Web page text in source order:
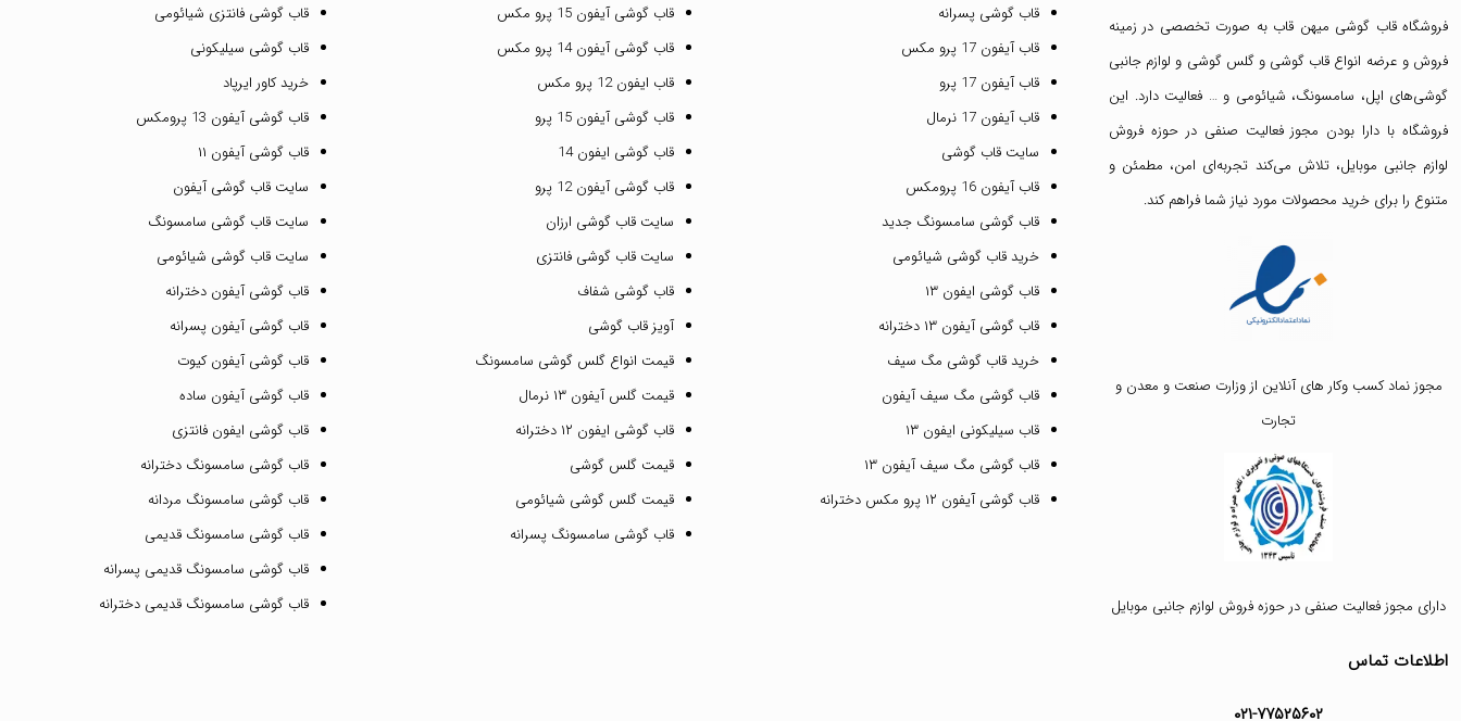
فروشگاه قاب گوشی میهن قاب به صورت تخصصی در زمینه
فروش و عرضه انواع قاب گوشی وگلس گوشی و لوازم جانبی
گوشی‌های اپل، سامسونگ، شیائومی و … فعالیت دارد. این
فروشگاه با دارا بودن مجوز فعالیت صنفی در حوزه فروش
لوازم جانبی موبایل، تلاش می‌کند تجربه‌ای امن، مطمئن و
متنوع را برای خرید محصولات مورد نیاز شما فراهم کند.
مجوز نماد کسب وکار های آنلاین از وزارت صنعت و معدن و
تجارت
دارای مجوز فعالیت صنفی در حوزه فروش لوازم جانبی موبایل
اطلاعات تماس
۰۲۱-۷۷۵۲۵۶۰۲
قاب گوشی پسرانه
قاب آیفون 17 پرو مکس
قاب آیفون 17 پرو
قاب آیفون 17 نرمال
سایت قاب گوشی
قاب آیفون 16 پرومکس
قاب گوشی سامسونگ جدید
خرید قاب گوشی شیائومی
قاب گوشی ایفون ۱۳
قاب گوشی آیفون ۱۳ دخترانه
خرید قاب گوشی مگ سیف
قاب گوشی مگ سیف آیفون
قاب سیلیکونی ایفون ۱۳
قاب گوشی مگ سیف آیفون ۱۳
قاب گوشی آیفون ۱۲ پرو مکس دخترانه
قاب گوشی آیفون 15 پرو مکس
قاب گوشی آیفون 14 پرو مکس
قاب ایفون 12 پرو مکس
قاب گوشی آیفون 15 پرو
قاب گوشی ایفون 14
قاب گوشی آیفون 12 پرو
سایت قاب گوشی ارزان
سایت قاب گوشی فانتزی
قاب گوشی شفاف
آویز قاب گوشی
قیمت انواع گلس گوشی سامسونگ
قیمت گلس آیفون ۱۳ نرمال
قاب گوشی ایفون ۱۲ دخترانه
قیمت گلس گوشی
قیمت گلس گوشی شیائومی
قاب گوشی سامسونگ پسرانه
قاب گوشی فانتزی شیائومی
قاب گوشی سیلیکونی
خرید کاور ایرپاد
قاب گوشی آیفون 13 پرومکس
قاب گوشی آیفون ۱۱
سایت قاب گوشی آیفون
سایت قاب گوشی سامسونگ
سایت قاب گوشی شیائومی
قاب گوشی آیفون دخترانه
قاب گوشی آیفون پسرانه
قاب گوشی آیفون کیوت
قاب گوشی آیفون ساده
قاب گوشی ایفون فانتزی
قاب گوشی سامسونگ دخترانه
قاب گوشی سامسونگ مردانه
قاب گوشی سامسونگ قدیمی
قاب گوشی سامسونگ قدیمی پسرانه
قاب گوشی سامسونگ قدیمی دخترانه